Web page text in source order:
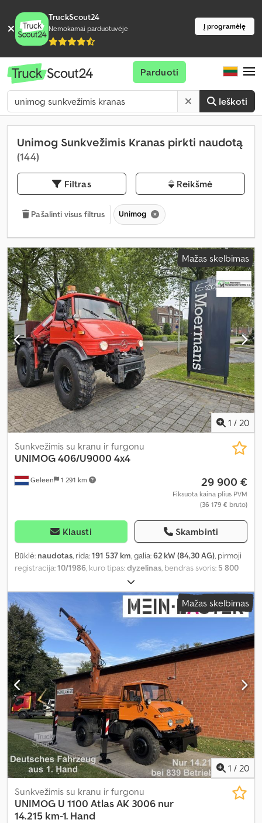
TruckScout24
Nemokamai parduotuvėje Į programėlę
Ieškoti
Parduoti
Unimog Sunkvežimis Kranas pirkti naudotą
(144)
Filtras Reikšmė
Pašalinti visus filtrus Unimog
Mažas skelbimas
1 / 20
Geleen 1 291 km
Sunkvežimis su kranu ir furgonu
UNIMOG406/U9000 4x4
29 900 €
Fiksuota kaina plius PVM
(36 179 € bruto)
Klausti Skambinti
Būklė: naudotas, rida:191 537 km, galia:62 kW (84,30 AG), pirmoji
registracija:10/1986, kuro tipas:dyzelinas, bendras svoris: 5 800
, pavaros tipas:
skaičius:2, bendras plotis:2 000 mm, bendras aukštis:2 850 mm,
Gamybos metai:
, Įranga: kranas , Mažas skelbimas
1 / 20
Sunkvežimis su kranu ir furgonu
UNIMOG U 1100 Atlas AK 3006 nur
14.215 km-1. Hand